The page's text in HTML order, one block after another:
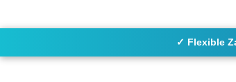
✓ Flexible